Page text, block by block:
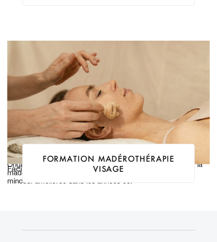
Facialiste
FORMATION MADÉROTHÉRAPIE
VISAGE
Originaire d’Amérique du Sud et notamment de Colombie, la
madérothérapie est à la base une technique ancestrale
minceur améliorée dans les années 90.